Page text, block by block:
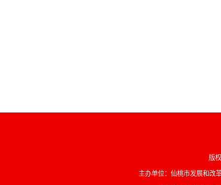
版
主办单位：仙桃市发展和改